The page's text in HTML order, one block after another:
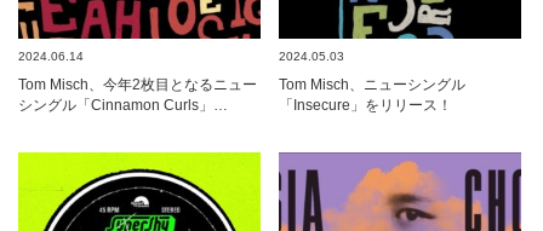
2024.06.14
Tom Misch、今年2枚目となるニュー
シングル「Cinnamon Curls」…
2024.05.03
Tom Misch、ニューシングル
「Insecure」をリリース！